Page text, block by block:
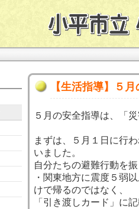
【生活指導】５
５月の安全指導は、「
まずは、５月１日に行
いました。
自分たちの避難行動を
・関東地方に震度５弱
けで帰るのではなく、
「引き渡しカード」に